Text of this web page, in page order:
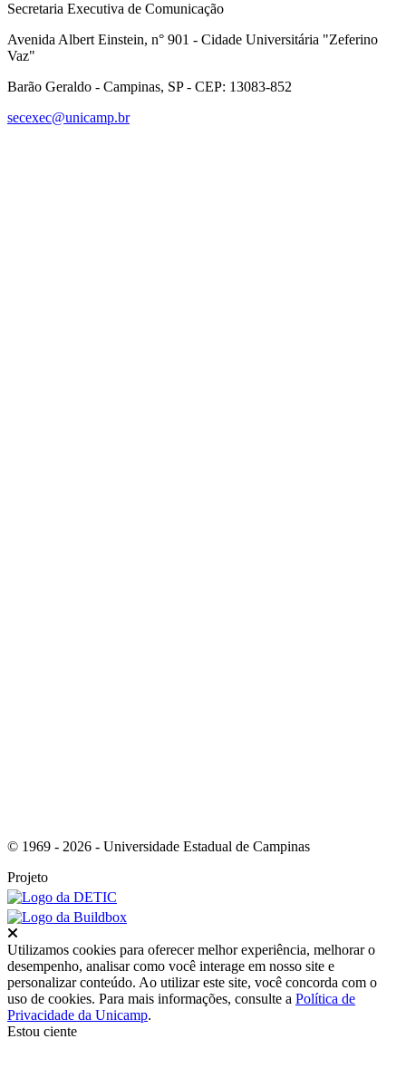
Secretaria Executiva de Comunicação
Avenida Albert Einstein, n° 901 - Cidade Universitária "Zeferino
Vaz"
Barão Geraldo - Campinas, SP - CEP: 13083-852
secexec@unicamp.br
© 1969 - 2026 - Universidade Estadual de Campinas
Projeto
Utilizamos cookies para oferecer melhor experiência, melhorar o
desempenho, analisar como você interage em nosso site e
personalizar conteúdo. Ao utilizar este site, você concorda com o
uso de cookies. Para mais informações, consulte a Política de
Privacidade da Unicamp.
Estou ciente